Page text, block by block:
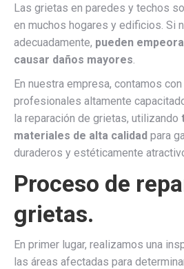
Las grietas en paredes y techos
en muchos hogares y edificios. Si
adecuadamente, pueden
causar daños mayores.
En nuestra empresa, contamos
profesionales altamente
la reparación de grietas, utilizando
materiales de alta calidad para
duraderos y estéticamente
Proceso de
grietas.
En primer lugar, realizamos una
las áreas afectadas para